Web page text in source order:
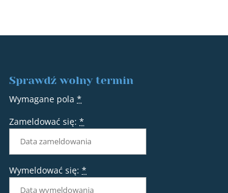
Sprawdź wolny termin
Wymagane pola*
Zameldować się:*
Wymeldować się:*